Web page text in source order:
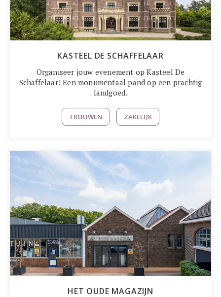
KASTEEL DE SCHAFFELAAR
Organiseer jouw evenement op Kasteel De
Schaffelaar! Een monumentaal pand op een prachtig
landgoed.
TROUWEN ZAKELIJK
HET OUDE MAGAZIJN